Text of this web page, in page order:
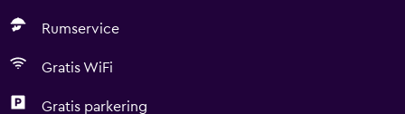
Rumservice
Gratis WiFi
Gratis parkering